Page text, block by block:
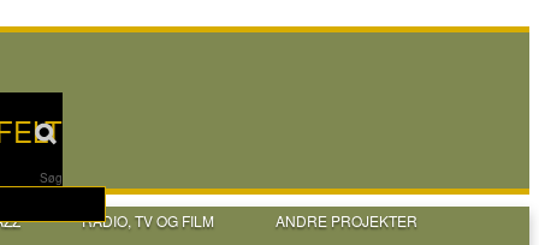
Søg
RADIO, TV OG FILM
ANDRE PROJEKTER